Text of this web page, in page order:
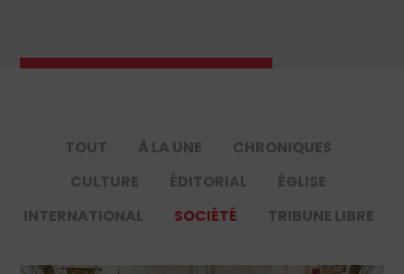
TOUT À LA UNE
CHRONIQUES
CULTURE
ÉDITORIAL
ÉGLISE
INTERNATIONAL
SOCIÉTÉ TRIBUNE LIBRE